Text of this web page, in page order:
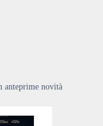
anteprime novità